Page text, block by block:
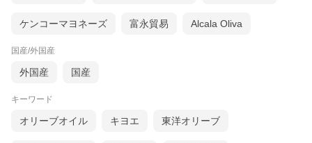
ケンコーマヨネーズ 富永貿易 Alcala Oliva
国産/外国産
外国産 国産
キーワード
オリーブオイル キヨエ 東洋オリーブ